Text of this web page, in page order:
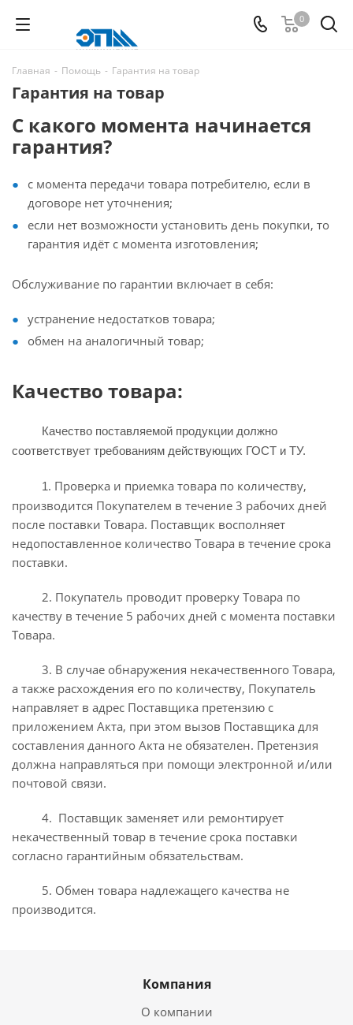
0
Главная - Помощь - Гарантия на товар
Гарантия на товар
С какого момента начинается
гарантия?
с момента передачи товара потребителю, если в
договоре нет уточнения;
если нет возможности установить день покупки, то
гарантия идёт с момента изготовления;
Обслуживание по гарантии включает в себя:
устранение недостатков товара;
обмен на аналогичный товар;
Качество товара:
Качество поставляемой продукции должно
соответствует требованиям действующих ГОСТ и ТУ.
1 . Проверка и приемка товара по количеству,
производится Покупателем в течение 3 рабочих дней
после поставки Товара. Поставщик восполняет
недопоставленное количество Товара в течение срока
поставки.
2. Покупатель проводит проверку Товара по
качеству в течение 5 рабочих дней с момента поставки
Товара.
3. В случае обнаружения некачественного Товара,
а также расхождения его по количеству, Покупатель
направляет в адрес Поставщика претензию с
приложением Акта, при этом вызов Поставщика для
составления данного Акта не обязателен. Претензия
должна направляться при помощи электронной и/или
почтовой связи.
4. Поставщик заменяет или ремонтирует
некачественный товар в течение срока поставки
согласно гарантийным обязательствам.
5. Обмен товара надлежащего качества не
производится.
Компания
О компании